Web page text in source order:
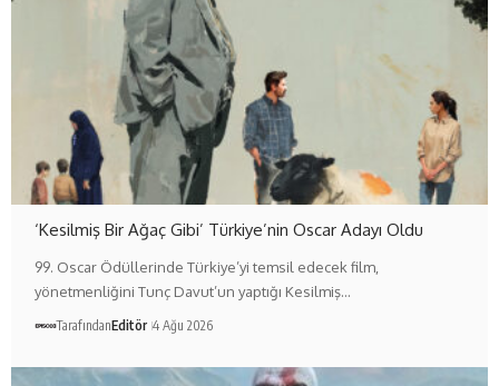
‘Kesilmiş Bir Ağaç Gibi’ Türkiye’nin Oscar Adayı Oldu
99. Oscar Ödüllerinde Türkiye’yi temsil edecek film,
yönetmenliğini Tunç Davut’un yaptığı Kesilmiş…
TarafındanEditör 4 Ağu 2026